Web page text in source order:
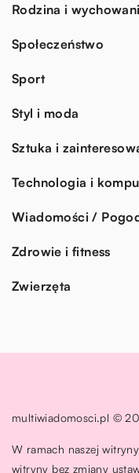
Rodzina i
Społeczeństwo
Sport
Styl i moda
Sztuka i
Technologia i
Wiadomości /
Zdrowie i fitness
Zwierzęta
multiwiadomosci.pl ©
W ramach naszej
witryny bez zmiany